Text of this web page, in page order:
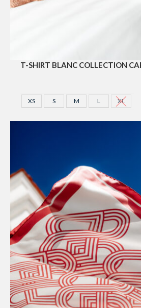
T-SHIRT BLANC COLLECTION
XS S M L XL